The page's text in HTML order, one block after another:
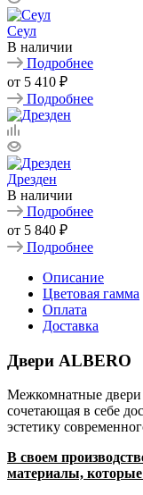
Сеул
В наличии
Подробнее
от 5 410 ₽
Подробнее
Дрезден
В наличии
Подробнее
от 5 840 ₽
Подробнее
Описание
Цветовая гамма
Оплата
Доставка
Двери ALBERO
Межкомнатные
сочетающая в себе
эстетику
В своем
материалы, которые